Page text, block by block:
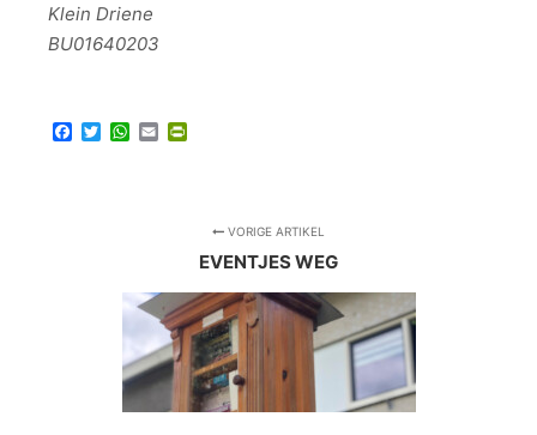
Klein Driene
BU01640203
Facebook
TwitterWhatsApp
Email
VORIGE ARTIKEL
EVENTJES WEG